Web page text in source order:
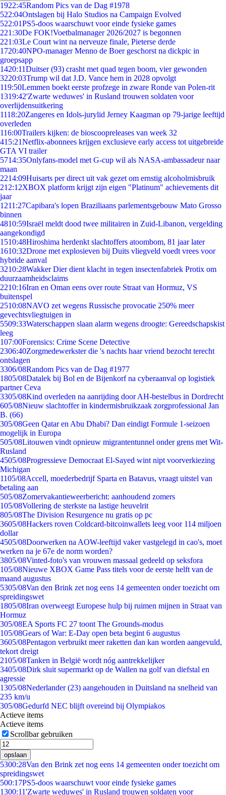
1922:45Random Pics van de Dag #1978
522:04Ontslagen bij Halo Studios na Campaign Evolved
522:01PS5-doos waarschuwt voor einde fysieke games
221:30De FOK!Voetbalmanager 2026/2027 is begonnen
221:03Le Court wint na nerveuze finale, Pieterse derde
1720:40NPO-manager Menno de Boer geschorst na dickpic in
groepsapp
1420:11Duitser (93) crasht met quad tegen boom, vier gewonden
3220:03Trump wil dat J.D. Vance hem in 2028 opvolgt
119:50Lemmen boekt eerste profzege in zware Ronde van Polen-rit
1319:42'Zwarte weduwes' in Rusland trouwen soldaten voor
overlijdensuitkering
1118:20Zangeres en Idols-jurylid Jerney Kaagman op 79-jarige leeftijd
overleden
116:00Trailers kijken: de bioscoopreleases van week 32
415:21Netflix-abonnees krijgen exclusieve early access tot uitgebreide
GTA VI trailer
5714:35Onlyfans-model met G-cup wil als NASA-ambassadeur naar
maan
2214:09Huisarts per direct uit vak gezet om ernstig alcoholmisbruik
212:12XBOX platform krijgt zijn eigen "Platinum" achievements dit
jaar
1211:27Capibara's lopen Braziliaans parlementsgebouw Mato Grosso
binnen
4810:59Israël meldt dood twee militairen in Zuid-Libanon, vergelding
aangekondigd
1510:48Hiroshima herdenkt slachtoffers atoombom, 81 jaar later
1610:32Drone met explosieven bij Duits vliegveld voedt vrees voor
hybride aanval
3210:28Wakker Dier dient klacht in tegen insectenfabriek Protix om
duurzaamheidsclaims
2210:16Iran en Oman eens over route Straat van Hormuz, VS
buitenspel
2510:08NAVO zet wegens Russische provocatie 250% meer
gevechtsvliegtuigen in
5509:33Waterschappen slaan alarm wegens droogte: Gereedschapskist
leeg
107:00Forensics: Crime Scene Detective
2306:40Zorgmedewerkster die 's nachts haar vriend bezocht terecht
ontslagen
3306/08Random Pics van de Dag #1977
1805/08Datalek bij Bol en de Bijenkorf na cyberaanval op logistiek
partner Ceva
3305/08Kind overleden na aanrijding door AH-bestelbus in Dordrecht
605/08Nieuw slachtoffer in kindermisbruikzaak zorgprofessional Jan
B. (66)
305/08Geen Qatar en Abu Dhabi? Dan eindigt Formule 1-seizoen
mogelijk in Europa
505/08Litouwen vindt opnieuw migrantentunnel onder grens met Wit-
Rusland
4505/08Progressieve Democraat El-Sayed wint nipt voorverkiezing
Michigan
1105/08Accell, moederbedrijf Sparta en Batavus, vraagt uitstel van
betaling aan
505/08Zomervakantieweerbericht: aanhoudend zomers
105/08Vollering de sterkste na lastige heuvelrit
805/08The Division Resurgence nu gratis op pc
3605/08Hackers roven Coldcard-bitcoinwallets leeg voor 114 miljoen
dollar
4505/08Doorwerken na AOW-leeftijd vaker vastgelegd in cao's, moet
werken na je 67e de norm worden?
3805/08Vinted-foto's van vrouwen massaal gedeeld op seksfora
105/08Nieuwe XBOX Game Pass titels voor de eerste helft van de
maand augustus
5305/08Van den Brink zet nog eens 14 gemeenten onder toezicht om
spreidingswet
1805/08Iran overweegt Europese hulp bij ruimen mijnen in Straat van
Hormuz
305/08EA Sports FC 27 toont The Grounds-modus
105/08Gears of War: E-Day open beta begint 6 augustus
3605/08Pentagon verbruikt meer raketten dan kan worden aangevuld,
tekort dreigt
2105/08Tanken in België wordt nóg aantrekkelijker
3405/08Dirk sluit supermarkt op de Wallen na golf van diefstal en
agressie
1305/08Nederlander (23) aangehouden in Duitsland na snelheid van
235 km/u
305/08Gedurfd NEC blijft overeind bij Olympiakos
Actieve items
Actieve items
Scrollbar gebruiken
opslaan
5300:28Van den Brink zet nog eens 14 gemeenten onder toezicht om
spreidingswet
500:17PS5-doos waarschuwt voor einde fysieke games
1300:11'Zwarte weduwes' in Rusland trouwen soldaten voor